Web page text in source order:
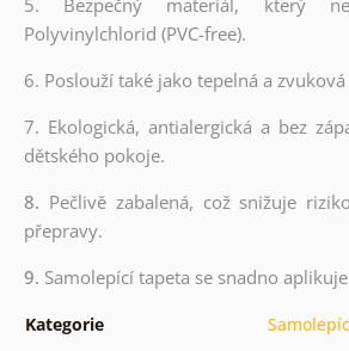
Polyvinylchlorid (PVC-free).
6. Poslouží také jako tepelná a zvuková
7. Ekologická, antialergická a bez
dětského pokoje.
8. Pečlivě zabalená, což snižuje
přepravy.
9. Samolepící tapeta se snadno
Kategorie